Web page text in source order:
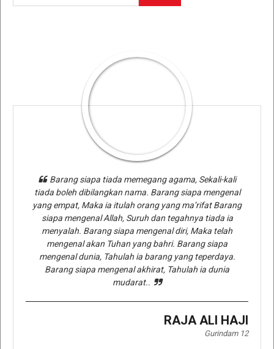
Barang siapa tiada memegang agama, Sekali-kali
tiada boleh dibilangkan nama. Barang siapa mengenal
yang empat, Maka ia itulah orang yang ma’rifat Barang
siapa mengenal Allah, Suruh dan tegahnya tiada ia
menyalah. Barang siapa mengenal diri, Maka telah
mengenal akan Tuhan yang bahri. Barang siapa
mengenal dunia, Tahulah ia barang yang teperdaya.
Barang siapa mengenal akhirat, Tahulah ia dunia
mudarat..
RAJA ALI HAJI
Gurindam 12